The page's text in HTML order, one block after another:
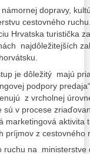
dopravy,
cestovného
Hrvatska turistička
najdôležitejších
je dôležitý majú
podpory
z vrcholnej
v procese
marketingová aktivita
príjmov z cestovného
na ministerstve